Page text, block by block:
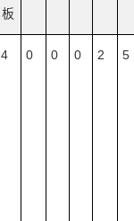
板
4 0 0 0 2 5